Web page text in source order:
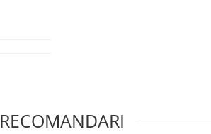
RECOMANDARI